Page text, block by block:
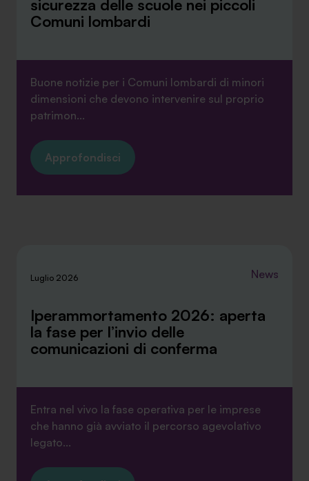
sicurezza delle scuole nei piccoli
Comuni lombardi
Buone notizie per i Comuni lombardi di minori
dimensioni che devono intervenire sul proprio
patrimon...
Approfondisci
Luglio 2026 News
Iperammortamento 2026: aperta
la fase per l’invio delle
comunicazioni di conferma
Entra nel vivo la fase operativa per le imprese
che hanno già avviato il percorso agevolativo
legato...